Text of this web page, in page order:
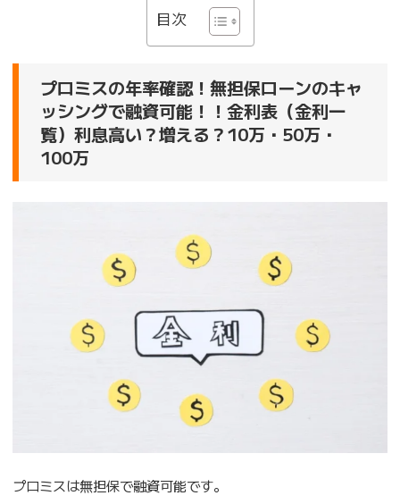
目次
プロミスの年率確認！無担保ローンのキャ
ッシングで融資可能！！金利表（金利一
覧）利息高い？増える？10万・50万・
100万
プロミスは無担保で融資可能です。